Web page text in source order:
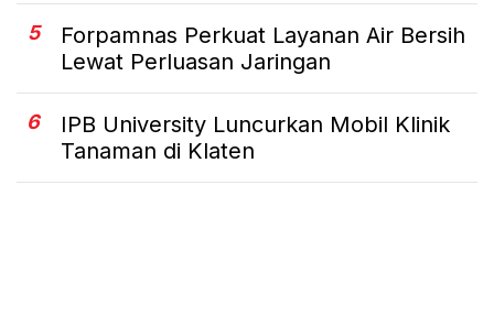
5
Forpamnas Perkuat Layanan Air Bersih
Lewat Perluasan Jaringan
6
IPB University Luncurkan Mobil Klinik
Tanaman di Klaten